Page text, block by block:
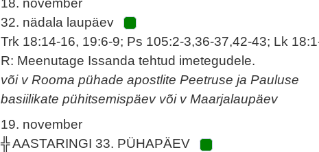
18. november
32. nädala laupäev
Trk 18:14-16, 19:6-9; Ps 105:2-3,36-37,42-43; Lk
R: Meenutage Issanda tehtud imetegudele.
või v Rooma pühade apostlite Peetruse ja Pauluse
basiilikate pühitsemispäev või v Maarjalaupäev
19. november
╬ AASTARINGI 33. PÜHAPÄEV